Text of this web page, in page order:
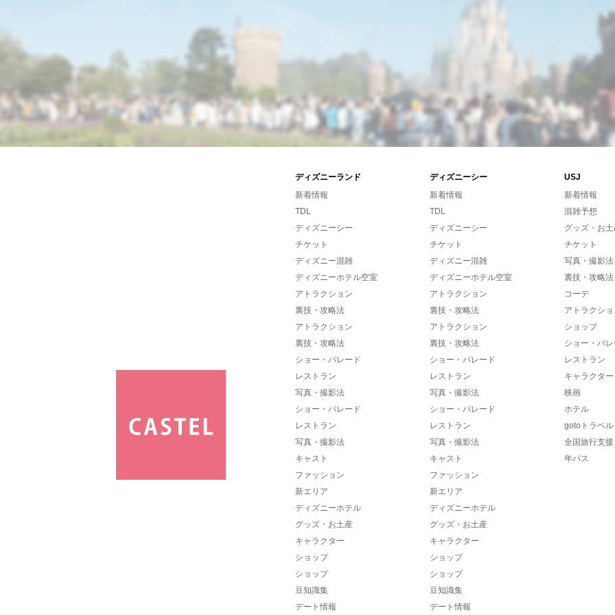
ディズニーランド ディズニーシー
USJ
新着情報
TDL
ディズニーシー
チケット
ディズニー混雑
ディズニーホテル空室
アトラクション
裏技・攻略法
アトラクション
裏技・攻略法
ショー・パレード
レストラン
写真・撮影法
ショー・パレード
レストラン
写真・撮影法
キャスト
ファッション
新エリア
ディズニーホテル
グッズ・お土産
キャラクター
ショップ
ショップ
豆知識集
デート情報
新着情報
TDL
ディズニーシー
チケット
ディズニー混雑
ディズニーホテル空室
アトラクション
裏技・攻略法
アトラクション
裏技・攻略法
ショー・パレード
レストラン
写真・撮影法
ショー・パレード
レストラン
写真・撮影法
キャスト
ファッション
新エリア
ディズニーホテル
グッズ・お土産
キャラクター
ショップ
ショップ
豆知識集
デート情報
新着情報
混雑予想
グッズ・お
チケット
写真・撮影法
裏技・攻略法
コーデ
アトラクシ
ショップ
ショー・パ
レストラン
キャラクター
映画
ホテル
gotoトラベル
全国旅行支援
年パス